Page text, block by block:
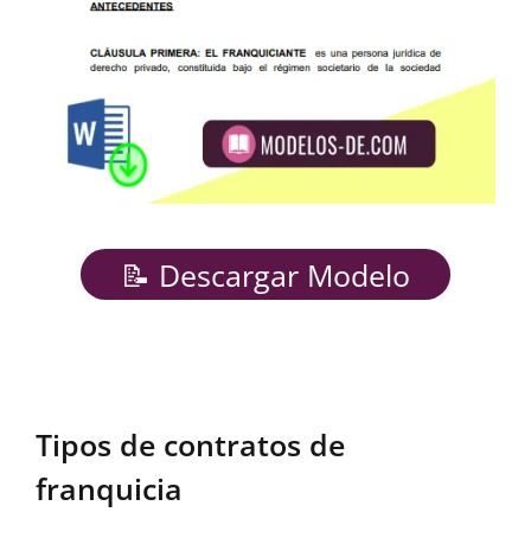
📝 Descargar Modelo
Tipos de contratos de
franquicia